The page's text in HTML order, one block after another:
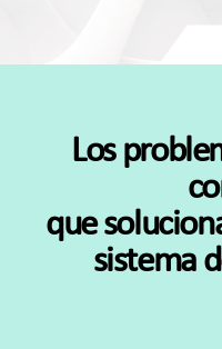
Los
que
sistema